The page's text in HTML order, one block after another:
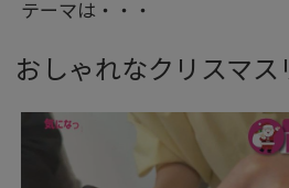
テーマは・・・
おしゃれなクリスマス